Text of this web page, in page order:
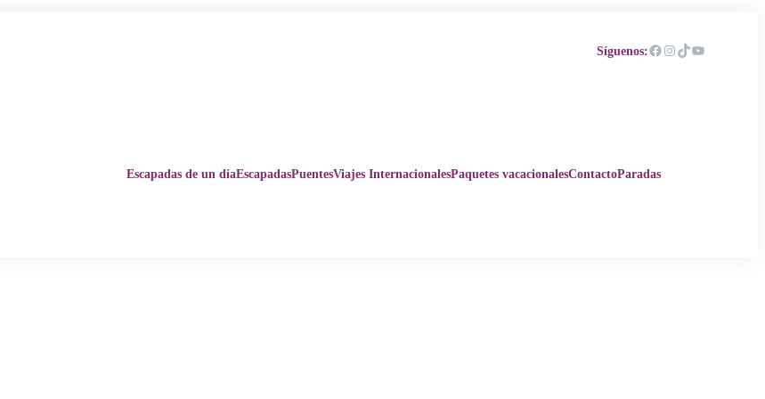
Síguenos:Facebook Instagram TikTok YouTube
Escapadas de un díaEscapadasPuentesViajes InternacionalesPaquetes vacacionalesContactoParadas